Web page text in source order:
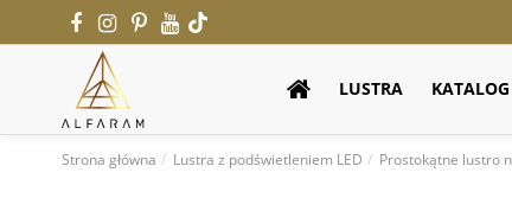
LUSTRA KATALOG
Strona główna Lustra z podświetleniem LED Prostokątne lustro